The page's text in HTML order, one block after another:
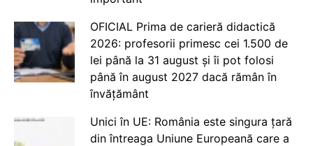
OFICIAL Prima de carieră didactică
2026: profesorii primesc cei 1.500 de
lei până la 31 august și îi pot folosi
până în august 2027 dacă rămân în
învățământ
Unici în UE: România este singura țară
din întreaga Uniune Europeană care a